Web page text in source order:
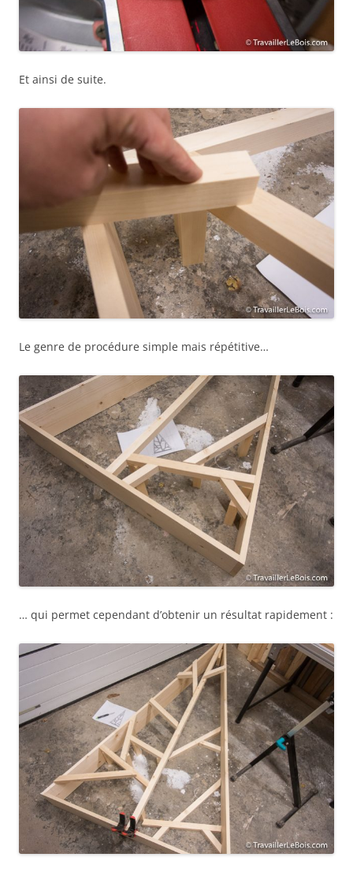
Et ainsi de suite.
Le genre de procédure simple mais répétitive…
… qui permet cependant d’obtenir un résultat rapidement :